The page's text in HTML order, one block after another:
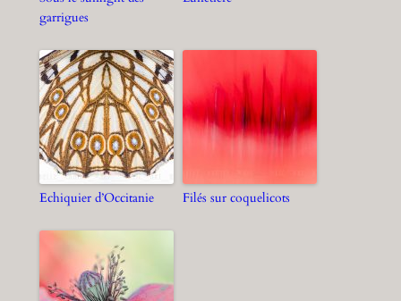
garrigues
Echiquier d’Occitanie Filés sur coquelicots